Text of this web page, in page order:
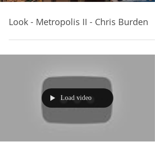
Look - Metropolis II - Chris Burden
Load video